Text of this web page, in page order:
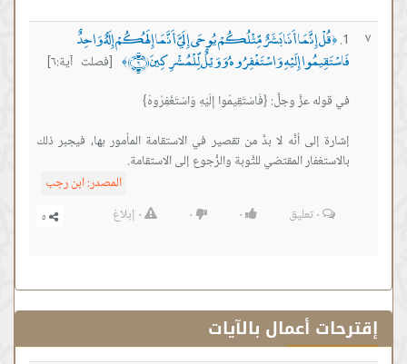
٧ ﴿قُلْ إِنَّمَا أَنَا بَشَرٌ مِّثْلُكُمْ يُوحَى إِلَيَّ أَنَّمَا إِلَهُكُمْ إِلَهٌ وَاحِدٌ
فَاسْتَقِيمُوا إِلَيْهِ وَاسْتَغْفِرُوهُ وَوَيْلٌ لِّلْمُشْرِكِينَ ﴿٦﴾ ﴾
[فصلت آية:٦]
‏إشارة إلى أنَّه لا بدَّ من تقصير في الاستقامة المأمور بها، فيجبر ذلك
بالاستغفار المقتضي للتَّوبة والرُّجوع إلى الاستقامة.
المصدر:ابن رجب
٠تعليق ٠ ٠ ٠ إبلاغ
إقترحات أعمال بالآيات